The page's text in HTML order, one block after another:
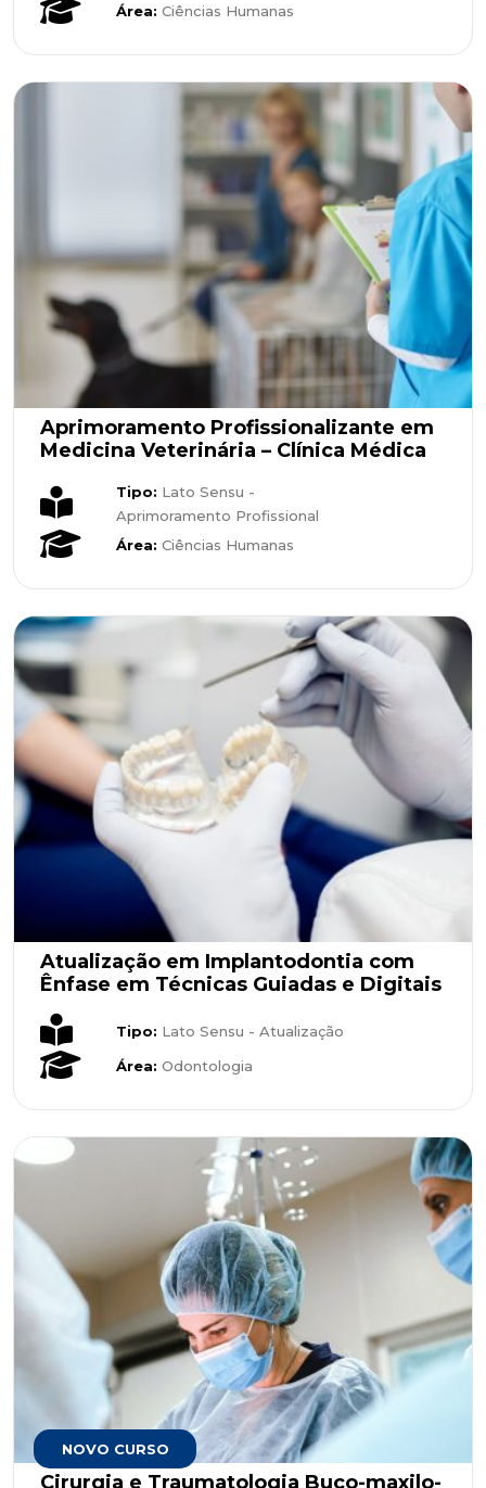
Área:Ciências Humanas
Aprimoramento Profissionalizante em
Medicina Veterinária – Clínica Médica
Tipo: Lato Sensu -
Aprimoramento Profissional
Área:Ciências Humanas
Atualização em Implantodontia com
Ênfase em Técnicas Guiadas e Digitais
Tipo: Lato Sensu - Atualização
Área:Odontologia
Cirurgia e Traumatologia Buco-maxilo-